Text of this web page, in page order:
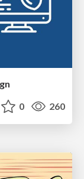
0 260